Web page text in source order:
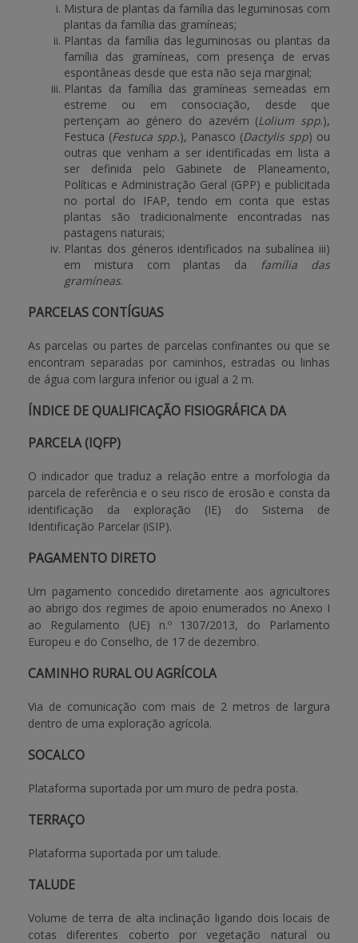
Mistura de plantas da família das leguminosas com
plantas da família das gramíneas;
Plantas da família das leguminosas ou plantas da
família das gramíneas, com presença de ervas
espontâneas desde que esta não seja marginal;
Plantas da família das gramíneas semeadas em
estreme ou em consociação, desde que
pertençam ao género do azevém (Lolium spp.),
Festuca (Festuca spp.), Panasco (Dactylis spp) ou
outras que venham a ser identificadas em lista a
ser definida pelo Gabinete de Planeamento,
Políticas e Administração Geral (GPP) e publicitada
no portal do IFAP, tendo em conta que estas
plantas são tradicionalmente encontradas nas
pastagens naturais;
Plantas dos géneros identificados na subalínea iii)
em mistura com plantas da família das
gramíneas.
PARCELAS CONTÍGUAS
As parcelas ou partes de parcelas confinantes ou que se
encontram separadas por caminhos, estradas ou linhas
de água com largura inferior ou igual a 2 m.
ÍNDICE DE QUALIFICAÇÃO FISIOGRÁFICA DA
PARCELA (IQFP)
O indicador que traduz a relação entre a morfologia da
parcela de referência e o seu risco de erosão e consta da
identificação da exploração (IE) do Sistema de
Identificação Parcelar (iSIP).
PAGAMENTO DIRETO
Um pagamento concedido diretamente aos agricultores
ao abrigo dos regimes de apoio enumerados no Anexo I
ao Regulamento (UE) n.º 1307/2013, do Parlamento
Europeu e do Conselho, de 17 de dezembro.
CAMINHO RURAL OU AGRÍCOLA
Via de comunicação com mais de 2 metros de largura
dentro de uma exploração agrícola.
SOCALCO
Plataforma suportada por um muro de pedra posta.
TERRAÇO
Plataforma suportada por um talude.
TALUDE
Volume de terra de alta inclinação ligando dois locais de
cotas diferentes coberto por vegetação natural ou